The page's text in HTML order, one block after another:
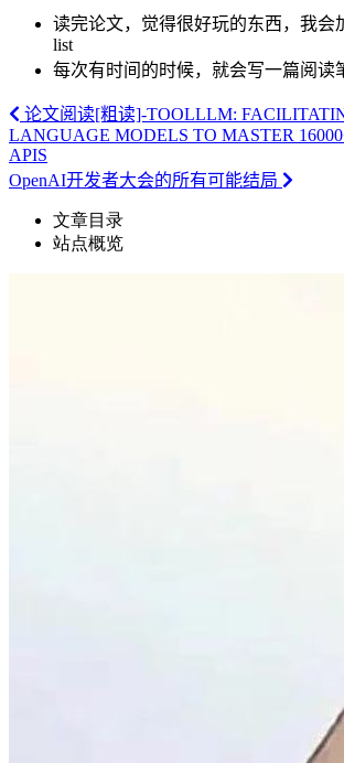
读完论文，觉得很好玩的东西，我会
list
每次有时间的时候，就会写一篇阅读
论文阅读[粗读]-TOOLLLM:
LANGUAGE MODELS TO MASTER
APIS
OpenAI开发者大会的所有可能结局
文章目录
站点概览